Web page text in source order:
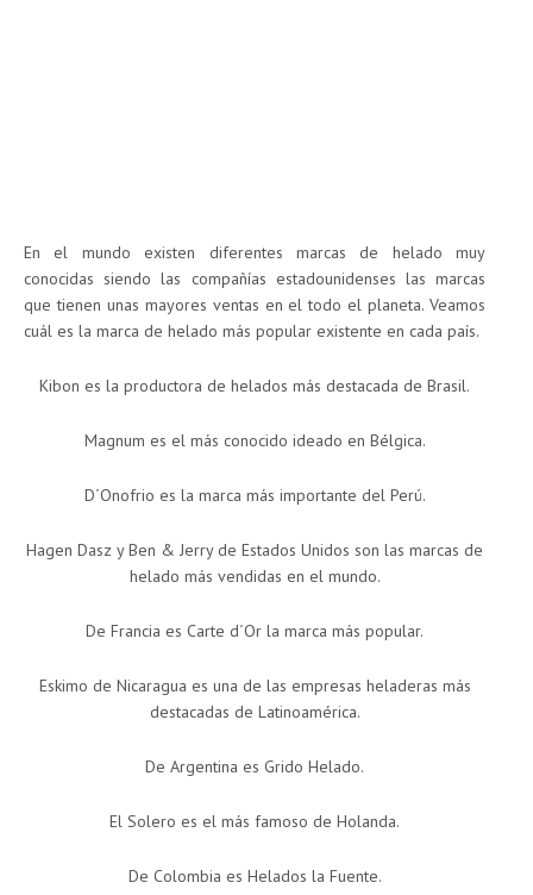
En el mundo existen diferentes marcas de helado muy
conocidas siendo las compañías estadounidenses las marcas
que tienen unas mayores ventas en el todo el planeta. Veamos
cuál es la marca de helado más popular existente en cada país.
Kibon es la productora de helados más destacada de Brasil.
Magnum es el más conocido ideado en Bélgica.
D´Onofrio es la marca más importante del Perú.
Hagen Dasz y Ben & Jerry de Estados Unidos son las marcas de
helado más vendidas en el mundo.
De Francia es Carte d´Or la marca más popular.
Eskimo de Nicaragua es una de las empresas heladeras más
destacadas de Latinoamérica.
De Argentina es Grido Helado.
El Solero es el más famoso de Holanda.
De Colombia es Helados la Fuente.